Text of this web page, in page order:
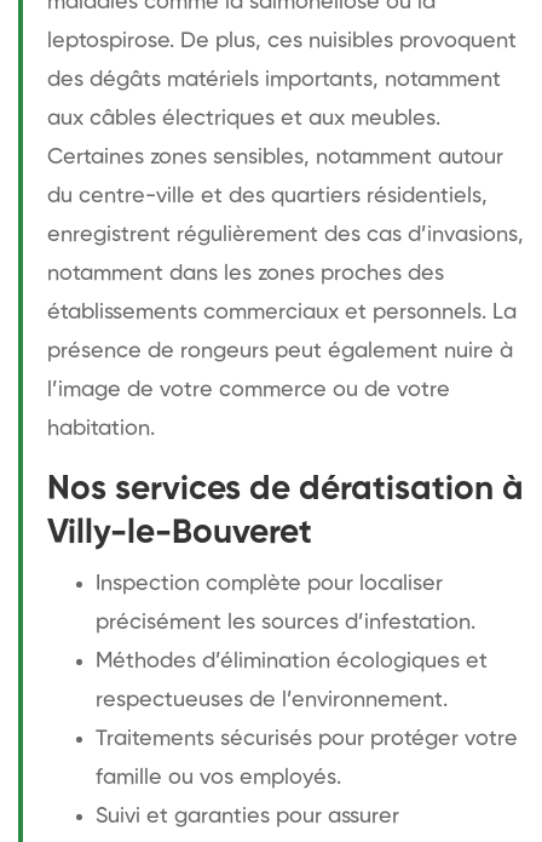
leptospirose. De plus, ces nuisibles provoquent
des dégâts matériels importants, notamment
aux câbles électriques et aux meubles.
Certaines zones sensibles, notamment autour
du centre-ville et des quartiers résidentiels,
enregistrent régulièrement des cas d’invasions,
notamment dans les zones proches des
établissements commerciaux et personnels. La
présence de rongeurs peut également nuire à
l’image de votre commerce ou de votre
habitation.
Nos services de dératisation à
Villy-le-Bouveret
Inspection complète pour localiser
précisément les sources d’infestation.
Méthodes d’élimination écologiques et
respectueuses de l’environnement.
Traitements sécurisés pour protéger votre
famille ou vos employés.
Suivi et garanties pour assurer